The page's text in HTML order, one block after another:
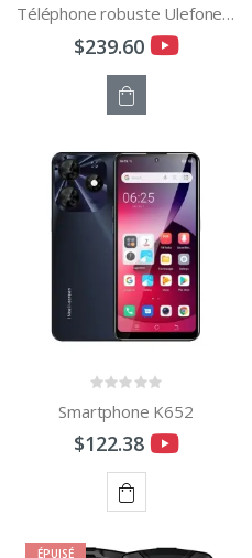
Téléphone robuste Ulefone Power Armor 16S
$239.60
ÉPUISÉ
Smartphone K652
$122.38
ÉPUISÉ